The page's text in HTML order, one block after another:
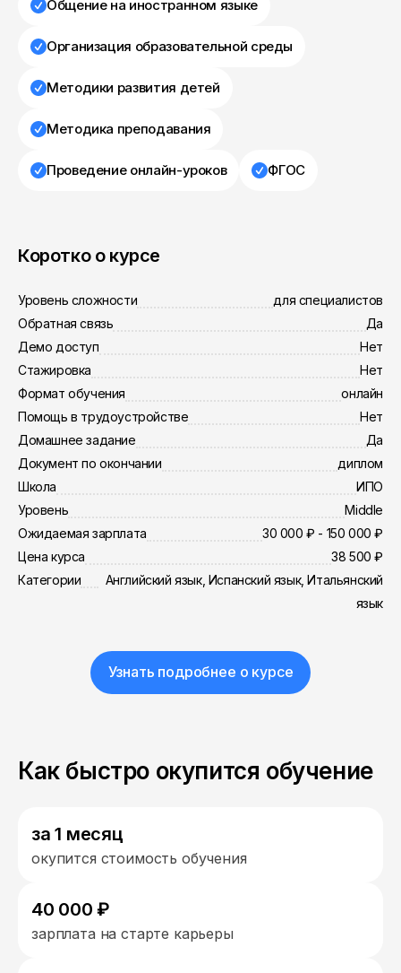
Общение на иностранном языке
Организация образовательной среды
Методики развития детей
Методика преподавания
Проведение онлайн-уроков ФГОС
Коротко о курсе
Уровень сложности
для специалистов
Обратная связь
Да
Демо доступ
Нет
Стажировка
Нет
Формат обучения
онлайн
Помощь в трудоустройстве
Нет
Домашнее задание
Да
Документ по окончании
диплом
Школа
ИПО
Уровень
Middle
Ожидаемая зарплата
30 000 ₽ - 150 000 ₽
Цена курса
38 500 ₽
Категории
Английский язык, Испанский язык, Итальянский
язык
Узнать подробнее о курсе
Как быстро окупится обучение
за 1 месяц
окупится стоимость обучения
40 000 ₽
зарплата на старте карьеры